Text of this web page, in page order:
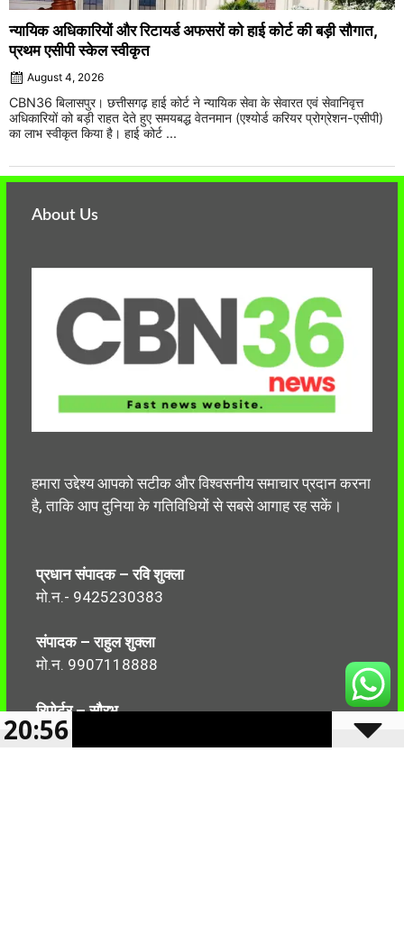
न्यायिक अधिकारियों और रिटायर्ड अफसरों को हाई कोर्ट की बड़ी सौगात,
प्रथम एसीपी स्केल स्वीकृत
August 4, 2026
CBN36 बिलासपुर। छत्तीसगढ़ हाई कोर्ट ने न्यायिक सेवा के सेवारत एवं सेवानिवृत्त
अधिकारियों को बड़ी राहत देते हुए समयबद्ध वेतनमान (एश्योर्ड करियर प्रोग्रेशन-एसीपी)
का लाभ स्वीकृत किया है। हाई कोर्ट ...
About Us
हमारा उद्देश्य आपको सटीक और विश्वसनीय समाचार प्रदान करना
है, ताकि आप दुनिया के गतिविधियों से सबसे आगाह रह सकें।
प्रधान संपादक – रवि शुक्ला
मो.न.- 9425230383
संपादक – राहुल शुक्ला
मो.न. 9907118888
रिपोर्टर – सौरभ
मो.न.-7499999906
20:56